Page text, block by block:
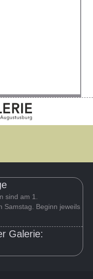
sind am 1.
Samstag. Beginn jeweils
Galerie: